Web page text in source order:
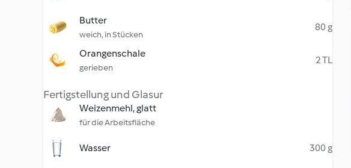
Butter
weich, in Stücken
80 g
Orangenschale
gerieben
2 TL
Fertigstellung und Glasur
Weizenmehl, glatt
für die Arbeitsfläche
Wasser 300 g